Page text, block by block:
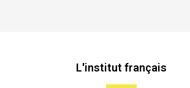
L'institut français